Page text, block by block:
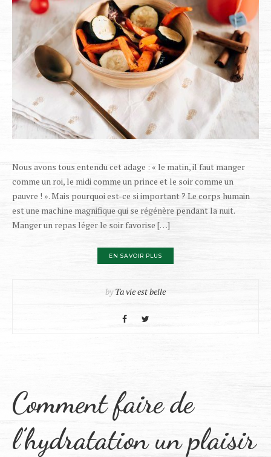
Nous avons tous entendu cet adage : « le matin, il faut manger
comme un roi, le midi comme un prince et le soir comme un
pauvre ! ». Mais pourquoi est-ce si important ? Le corps humain
est une machine magnifique qui se régénère pendant la nuit.
Manger un repas léger le soir favorise […]
EN SAVOIR PLUS
byTa vie est belle
Comment faire de
l’hydratation un plaisir